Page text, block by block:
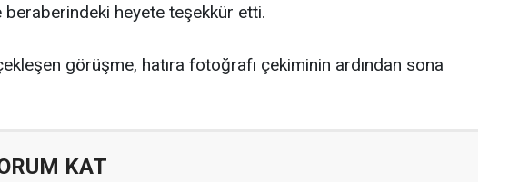
beraberindeki heyete teşekkür etti.
görüşme, hatıra fotoğrafı çekiminin ardından sona
KAT